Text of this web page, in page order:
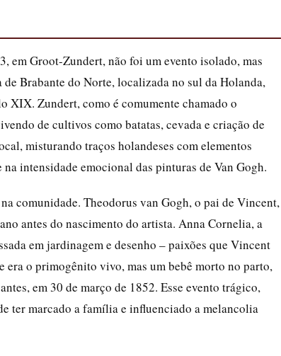
em Groot-Zundert, não foi um evento isolado, mas
Brabante do Norte, localizada no sul da Holanda,
XIX. Zundert, como é comumente chamado o
de cultivos como batatas, cevada e criação de
misturando traços holandeses com elementos
intensidade emocional das pinturas de Van Gogh.
comunidade. Theodorus van Gogh, o pai de Vincent,
antes do nascimento do artista. Anna Cornelia, a
em jardinagem e desenho – paixões que Vincent
o primogênito vivo, mas um bebê morto no parto,
em 30 de março de 1852. Esse evento trágico,
ter marcado a família e influenciado a melancolia